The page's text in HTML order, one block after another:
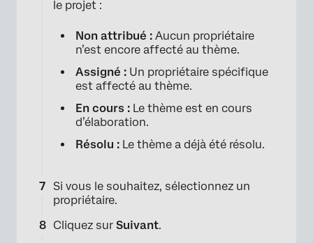
le projet :
Non attribué : Aucun propriétaire
n’est encore affecté au thème.
Assigné : Un propriétaire spécifique
est affecté au thème.
En cours : Le thème est en cours
d’élaboration.
Résolu : Le thème a déjà été résolu.
Si vous le souhaitez, sélectionnez un
propriétaire.
Cliquez sur Suivant.